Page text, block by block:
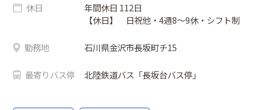
休日
年間休日 112日
【休日】 日祝他・4週8～9休・シフト制
勤務地 石川県金沢市長坂町チ15
最寄りバス停 北陸鉄道バス「長坂台バス停」